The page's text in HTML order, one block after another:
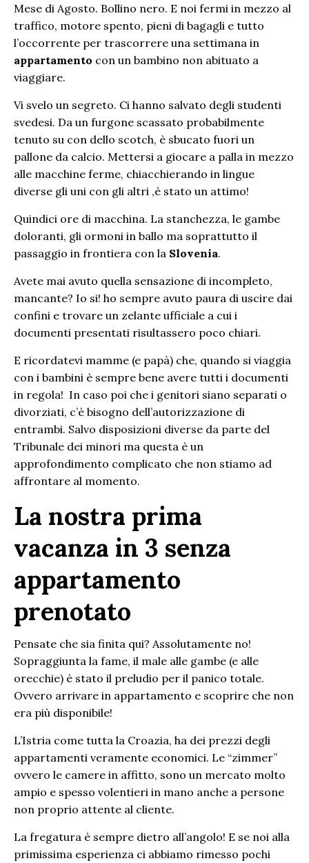
Mese di Agosto. Bollino nero. E noi fermi in mezzo al
traffico, motore spento, pieni di bagagli e tutto
l’occorrente per trascorrere una settimana in
appartamento con un bambino non abituato a
viaggiare.
Vi svelo un segreto. Ci hanno salvato degli studenti
svedesi. Da un furgone scassato probabilmente
tenuto su con dello scotch, è sbucato fuori un
pallone da calcio. Mettersi a giocare a palla in mezzo
alle macchine ferme, chiacchierando in lingue
diverse gli uni con gli altri ,è stato un attimo!
Quindici ore di macchina. La stanchezza, le gambe
doloranti, gli ormoni in ballo ma soprattutto il
passaggio in frontiera con la Slovenia.
Avete mai avuto quella sensazione di incompleto,
mancante? Io si! ho sempre avuto paura di uscire dai
confini e trovare un zelante ufficiale a cui i
documenti presentati risultassero poco chiari.
E ricordatevi mamme (e papà) che, quando si viaggia
con i bambini è sempre bene avere tutti i documenti
in regola! In caso poi che i genitori siano separati o
divorziati, c’è bisogno dell’autorizzazione di
entrambi. Salvo disposizioni diverse da parte del
Tribunale dei minori ma questa è un
approfondimento complicato che non stiamo ad
affrontare al momento.
La nostra prima
vacanza in 3 senza
appartamento
prenotato
Pensate che sia finita qui? Assolutamente no!
Sopraggiunta la fame, il male alle gambe (e alle
orecchie) è stato il preludio per il panico totale.
Ovvero arrivare in appartamento e scoprire che non
era più disponibile!
L’Istria come tutta la Croazia, ha dei prezzi degli
appartamenti veramente economici. Le “zimmer”
ovvero le camere in affitto, sono un mercato molto
ampio e spesso volentieri in mano anche a persone
non proprio attente al cliente.
La fregatura è sempre dietro all’angolo! E se noi alla
primissima esperienza ci abbiamo rimesso pochi